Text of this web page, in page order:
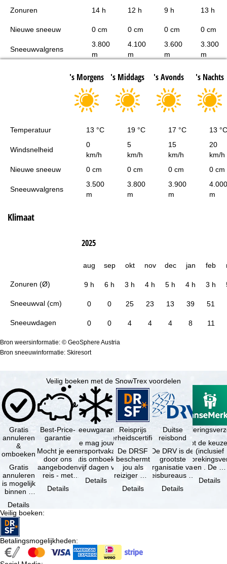
Zonuren
14 h 12 h 9 h 13 h
Nieuwe sneeuw 0 cm 0 cm 0 cm 0 cm
Sneeuwvalgrens
3.800
m
4.100
m
3.600
m
3.300
m
's Morgens 's Middags 's Avonds 's Nachts
Temperatuur 13 °C 19 °C 17 °C 13 °C
Windsnelheid
0
km/h
5
km/h
15
km/h
20
km/h
Nieuwe sneeuw
0 cm 0 cm 0 cm 0 cm
Sneeuwvalgrens
3.500
m
3.800
m
3.900
m
4.000
m
Klimaat
Zonuren (Ø)
Sneeuwval (cm)
Sneeuwdagen
2025
aug sep okt nov dec jan feb
9 h 6 h 3 h 4 h 5 h 4 h 3 h
0 0 25 23 13 39 51
0 0 4 4 4 8 11
Bron weersinformatie: © GeoSphere Austria
Bron sneeuwinformatie: Skiresort
Veilig boeken met de SnowTrex voordelen
Gratis
annuleren
&
omboeken
Gratis
annuleren
is mogelijk
binnen 5
de
boeking,
als jouw
vakantie …
Details
Best-Price-
garantie
Mocht je een
door ons
aangeboden
reis - met
beschikbaarheid
Details
Sneeuwgarantie
Je mag jouw
wintersportvakantie
gratis omboeken
als vijf dagen voor
Details
Reisprijs
zekerheidscertificaat
De DRSF
beschermt
jou als
reiziger met
pakketreis
Details
Duitse
reisbond
De DRV is de
grootste
organisatie van
reisbureaus en
in Duitsland. …
Details
Je hebt de
(inclusief
en . De …
Details
Veilig boeken:
Betalingsmogelijkheden: